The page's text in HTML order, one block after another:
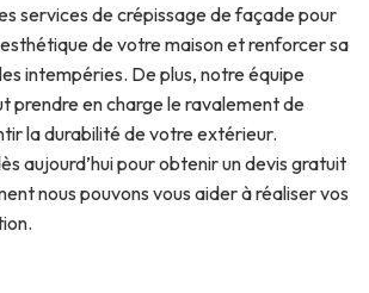
services de crépissage de façade pour
de votre maison et renforcer sa
intempéries. De plus, notre équipe
prendre en charge le ravalement de
la durabilité de votre extérieur.
aujourd’hui pour obtenir un devis gratuit
nous pouvons vous aider à réaliser vos